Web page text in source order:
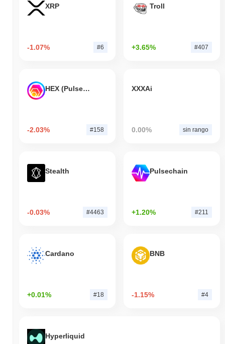
XRP
-1.07% #6
Troll
+3.65% #407
HEX (Pulsechain)
-2.03% #158
XXXAi
0.00% sin rango
Stealth
-0.03% #4463
Pulsechain
+1.20% #211
Cardano
+0.01% #18
BNB
-1.15% #4
Hyperliquid